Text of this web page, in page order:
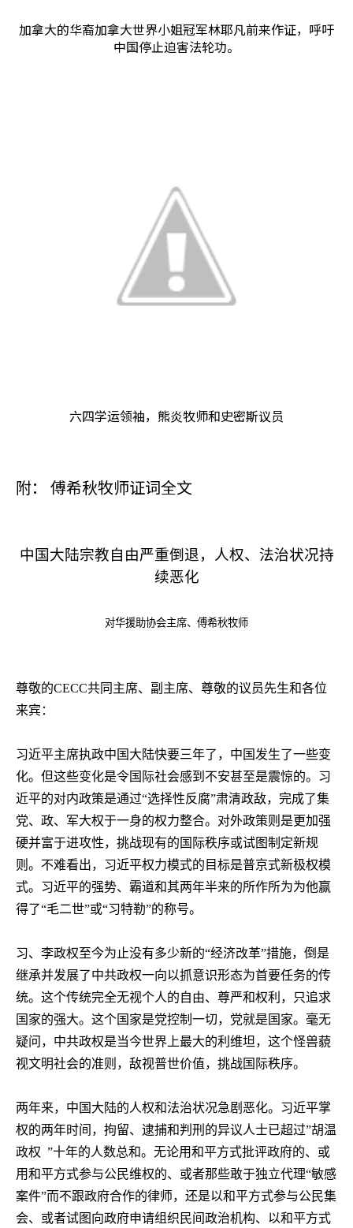
加拿大的华裔加拿大世界小姐冠军林耶凡前来作证，呼吁
中国停止迫害法轮功。
六四学运领袖，熊炎牧师和史密斯议员
附： 傅希秋牧师证词全文
中国大陆宗教自由严重倒退，人权、法治状况持
续恶化
对华援助协会主席、傅希秋牧师
尊敬的CECC共同主席、副主席、尊敬的议员先生和各位
来宾：
习近平主席执政中国大陆快要三年了，中国发生了一些变
化。但这些变化是令国际社会感到不安甚至是震惊的。习
近平的对内政策是通过“选择性反腐”肃清政敌，完成了集
党、政、军大权于一身的权力整合。对外政策则是更加强
硬并富于进攻性，挑战现有的国际秩序或试图制定新规
则。不难看出，习近平权力模式的目标是普京式新极权模
式。习近平的强势、霸道和其两年半来的所作所为为他赢
得了“毛二世”或“习特勒”的称号。
习、李政权至今为止没有多少新的“经济改革”措施，倒是
继承并发展了中共政权一向以抓意识形态为首要任务的传
统。这个传统完全无视个人的自由、尊严和权利，只追求
国家的强大。这个国家是党控制一切，党就是国家。毫无
疑问，中共政权是当今世界上最大的利维坦，这个怪兽藐
视文明社会的准则，敌视普世价值，挑战国际秩序。
两年来，中国大陆的人权和法治状况急剧恶化。习近平掌
权的两年时间，拘留、逮捕和判刑的异议人士已超过”胡温
政权 ”十年的人数总和。无论用和平方式批评政府的、或
用和平方式参与公民维权的、或者那些敢于独立代理“敏感
案件”而不跟政府合作的律师，还是以和平方式参与公民集
会、或者试图向政府申请组织民间政治机构、以和平方式